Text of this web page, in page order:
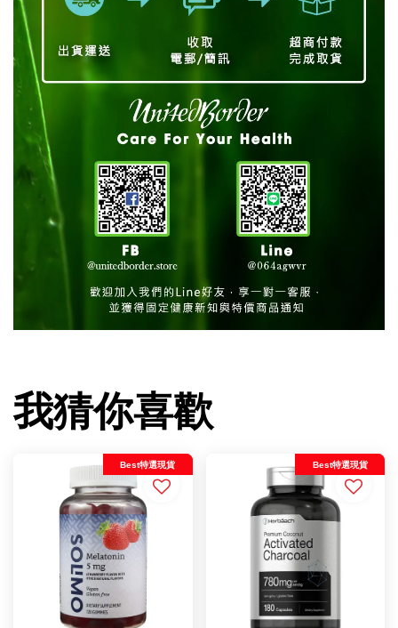
我猜你喜歡
Best特選現貨 Best特選現貨